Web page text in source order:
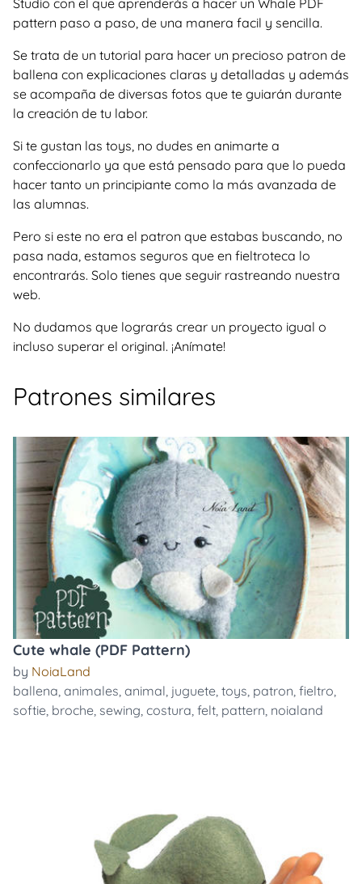
Studio con el que aprenderás a hacer un Whale PDF
pattern paso a paso, de una manera facil y sencilla.
Se trata de un tutorial para hacer un precioso patron de
ballena con explicaciones claras y detalladas y además
se acompaña de diversas fotos que te guiarán durante
la creación de tu labor.
Si te gustan las toys, no dudes en animarte a
confeccionarlo ya que está pensado para que lo pueda
hacer tanto un principiante como la más avanzada de
las alumnas.
Pero si este no era el patron que estabas buscando, no
pasa nada, estamos seguros que en fieltroteca lo
encontrarás. Solo tienes que seguir rastreando nuestra
web.
No dudamos que lograrás crear un proyecto igual o
incluso superar el original. ¡Anímate!
Patrones similares
Cute whale (PDF Pattern)
by NoiaLand
ballena, animales, animal, juguete, toys, patron, fieltro,
softie, broche, sewing, costura, felt, pattern, noialand